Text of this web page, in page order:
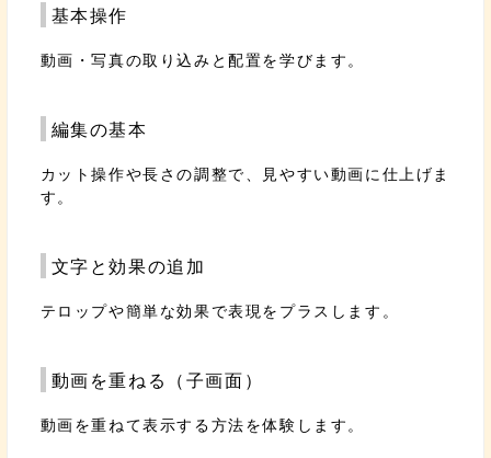
基本操作
動画・写真の取り込みと配置を学びます。
編集の基本
カット操作や長さの調整で、見やすい動画に仕上げま
す。
文字と効果の追加
テロップや簡単な効果で表現をプラスします。
動画を重ねる（子画面）
動画を重ねて表示する方法を体験します。